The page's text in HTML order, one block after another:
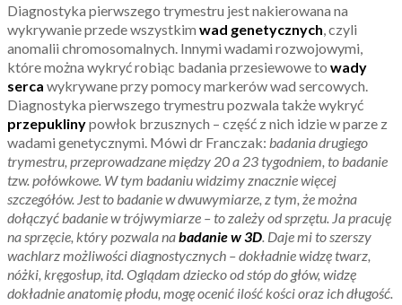
Diagnostyka pierwszego trymestru jest nakierowana na
wykrywanie przede wszystkim wad genetycznych, czyli
anomalii chromosomalnych. Innymi wadami rozwojowymi,
które można wykryć robiąc badania przesiewowe to wady
serca wykrywane przy pomocy markerów wad sercowych.
Diagnostyka pierwszego trymestru pozwala także wykryć
przepuklinypowłok brzusznych – część z nich idzie w parze z
wadami genetycznymi. Mówi dr Franczak: badania drugiego
trymestru, przeprowadzane między 20 a 23 tygodniem, to badanie
tzw. połówkowe. W tym badaniu widzimy znacznie więcej
szczegółów. Jest to badanie w dwuwymiarze, z tym, że można
dołączyć badanie w trójwymiarze – to zależy od sprzętu. Ja pracuję
na sprzęcie, który pozwala nabadanie w 3D. Daje mi to szerszy
wachlarz możliwości diagnostycznych – dokładnie widzę twarz,
nóżki, kręgosłup, itd. Oglądam dziecko od stóp do głów, widzę
dokładnie anatomię płodu, mogę ocenić ilość kości oraz ich długość.